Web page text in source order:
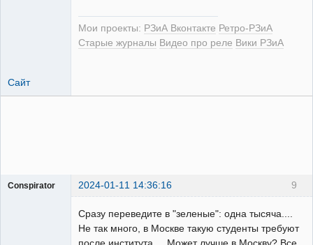
Мои проекты: РЗиА Вконтакте Ретро-РЗиА
Старые журналы Видео про реле Вики РЗиА
Сайт
9
Conspirator 2024-01-11 14:36:16
Сразу переведите в "зеленые": одна тысяча....
Не так много, в Москве такую студенты требуют